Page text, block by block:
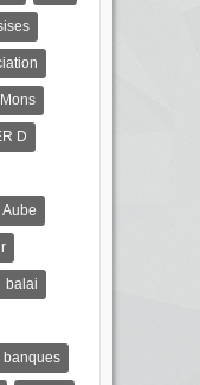
D
Aube
balai
banques